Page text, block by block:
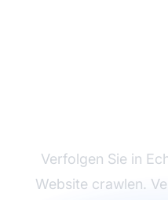
Verfolgen Sie in
Website crawlen.